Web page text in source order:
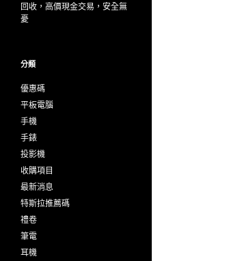
回收，高價現金交易，安全無
憂
分類
優惠碼
平板電腦
手機
手錶
投影機
收購項目
最新消息
特斯拉推薦碼
禮卷
筆電
耳機